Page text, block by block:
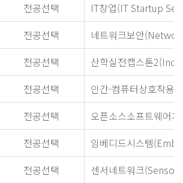
전공선택
IT창업(IT Startup
전공선택
네트워크보안
전공선택
산학실전캡스톤
전공선택
인간-컴퓨터상호작
전공선택
오픈소스소프트웨어
전공선택
임베디드시스템
전공선택
센서네트워크